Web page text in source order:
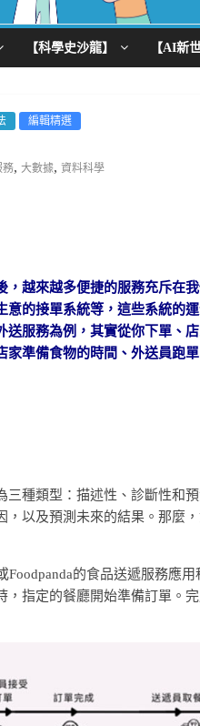
【科學史沙龍】 【AI新
編輯精選
務, 大數據, 資料科學
越來越多便捷的服務充斥在
的接單系統等，這些系統的
服務為例，其實從你下單、
準備食物的時間、外送員跑
種類型：描述性、診斷性和
，以及預測未來的結果。那麼
Foodpanda的食品送遞服務應
指定的餐廳開始準備訂單。